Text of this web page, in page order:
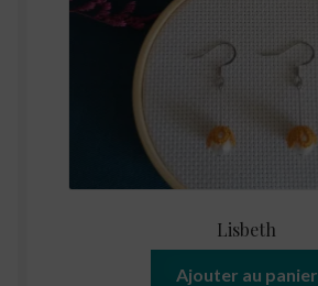
Lisbeth
Ajouter au panier